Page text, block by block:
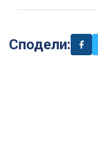
Сподели: